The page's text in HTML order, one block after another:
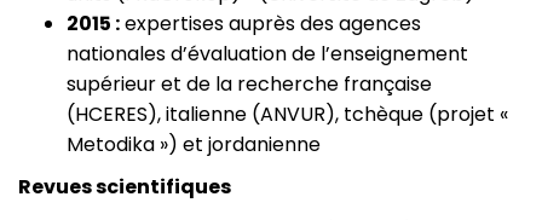
2015 :expertises auprès des agences
nationales d’évaluation de l’enseignement
supérieur et de la recherche française
(HCERES), italienne (ANVUR), tchèque (projet «
Metodika ») et jordanienne
Revues scientifiques